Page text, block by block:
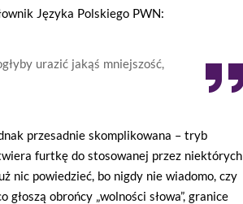
Języka Polskiego PWN:
urazić jakąś mniejszość,
przesadnie skomplikowana – tryb
furtkę do stosowanej przez niektórych
nic powiedzieć, bo nigdy nie wiadomo, czy
obrońcy „wolności słowa”, granice